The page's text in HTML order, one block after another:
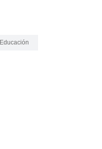
Educación